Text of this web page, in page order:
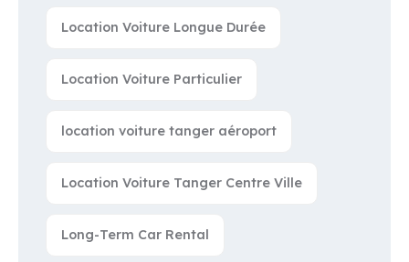
Location Voiture Longue Durée
Location Voiture Particulier
location voiture tanger aéroport
Location Voiture Tanger Centre Ville
Long-Term Car Rental